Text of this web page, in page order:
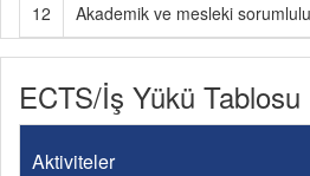
12
Akademik ve mesleki
ECTS/İş Yükü Tablosu
Aktiviteler